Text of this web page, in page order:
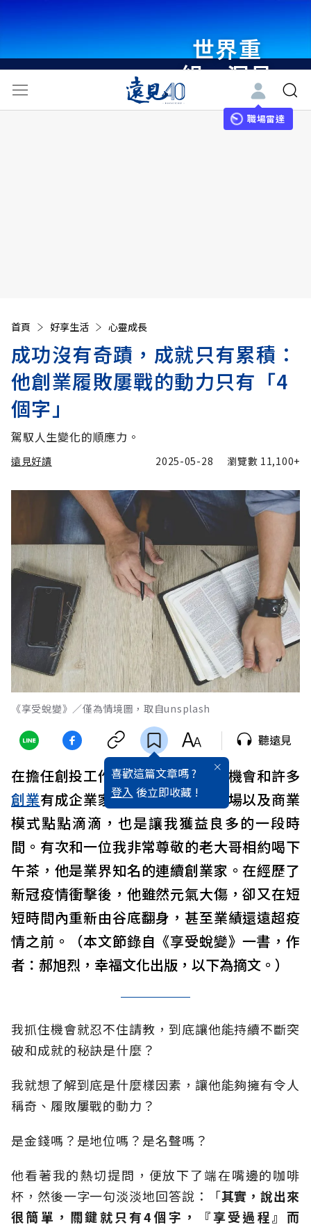
世界重
組・洞見
未來 與
世界領袖
職場雷達
首頁 好享生活 心靈成長
成功沒有奇蹟，成就只有累積：
他創業履敗屢戰的動力只有「4
個字」
駕馭人生變化的順應力。
遠見好讀 2025-05-28 瀏覽數 11,100+
《享受蛻變》／僅為情境圖，取自unsplash
喜歡這篇文章嗎 ?
登入 後立即收藏 !
聽遠見
在擔任創投工作的時期，常常會有機會和許多
創業有成企業家一起聚餐，分享市場以及商業
模式點點滴滴，也是讓我獲益良多的一段時
間。有次和一位我非常尊敬的老大哥相約喝下
午茶，他是業界知名的連續創業家。在經歷了
新冠疫情衝擊後，他雖然元氣大傷，卻又在短
短時間內重新由谷底翻身，甚至業績還遠超疫
情之前。（本文節錄自《享受蛻變》一書，作
者：郝旭烈，幸福文化出版，以下為摘文。）
我抓住機會就忍不住請教，到底讓他能持續不斷突
破和成就的秘訣是什麼？
我就想了解到底是什麼樣因素，讓他能夠擁有令人
稱奇、履敗屢戰的動力？
是金錢嗎？是地位嗎？是名聲嗎？
他看著我的熱切提問，便放下了端在嘴邊的咖啡
杯，然後一字一句淡淡地回答說：「其實，說出來
很簡單，關鍵就只有4個字，『享受過程』而